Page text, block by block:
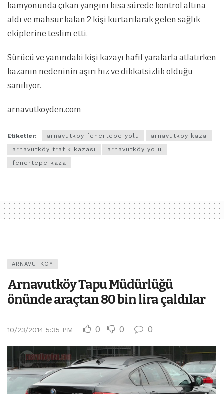
kamyonunda çıkan yangını kısa sürede kontrol altına
aldı ve mahsur kalan 2 kişi kurtarılarak gelen sağlık
ekiplerine teslim etti.
Sürücü ve yanındaki kişi kazayı hafif yaralarla atlatırken
kazanın nedeninin aşırı hız ve dikkatsizlik olduğu
sanılıyor.
arnavutkoyden.com
Etiketler: arnavutköy fenertepe yolu
arnavutköy kaza
arnavutköy trafik kazası
arnavutköy yolu
fenertepe kaza
ARNAVUTKÖY
Arnavutköy Tapu Müdürlüğü
önünde araçtan 80 bin lira çaldılar
10/23/2014 5:35 PM 0 0 0